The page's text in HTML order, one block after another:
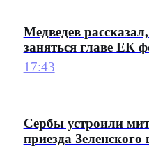
Медведев
заняться главе ЕК
17:43
Сербы устроили
приезда Зеленского